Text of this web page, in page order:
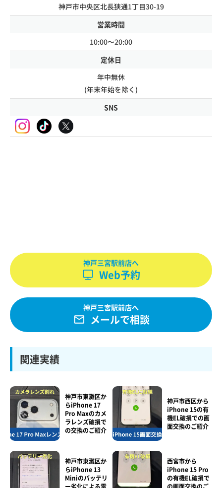
神戸市中央区北長狭通1丁目30-19
営業時間
10:00～20:00
定休日
年中無休
(年末年始を除く)
SNS
神戸三宮駅前店へ
Web予約
神戸三宮駅前店へ
メールで相談
関連実績
神戸市東灘区か
らiPhone 17
Pro Maxのカメ
ラレンズ破損で
の交換のご紹介
神戸市西区から
iPhone 15の有
機EL破損での画
面交換のご紹介
神戸市東灘区か
らiPhone 13
Miniのバッテリ
西宮市から
iPhone 15 Pro
の有機EL破損で